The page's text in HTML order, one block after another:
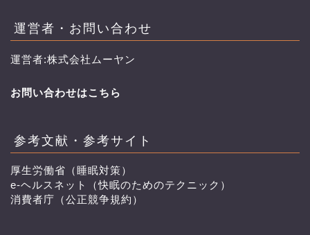
運営者・お問い合わせ
運営者:株式会社ムーヤン
お問い合わせはこちら
参考文献・参考サイト
厚生労働省（睡眠対策）
e-ヘルスネット（快眠のためのテクニック）
消費者庁（公正競争規約）